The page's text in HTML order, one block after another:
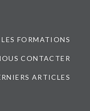
LES FORMATIONS
CONTACTER
ARTICLES